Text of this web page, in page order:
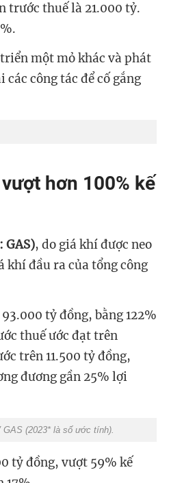
trước thuế là 21.000 tỷ.
một mỏ khác và phát
công tác để cố gắng
hơn 100% kế
GAS), do giá khí được neo
khí đầu ra của tổng công
tỷ đồng, bằng 122%
thuế ước đạt trên
trên 11.500 tỷ đồng,
đương gần 25% lợi
(2023* là số ước tính).
tỷ đồng, vượt 59% kế